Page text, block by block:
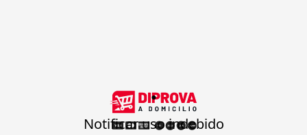
.
Notificar uso indebido